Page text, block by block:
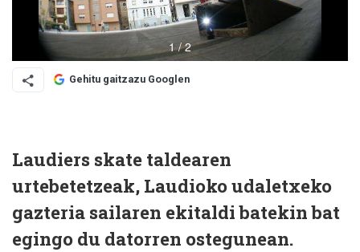
Gehitu gaitzazu Googlen
Laudiers skate taldearen
urtebetetzeak, Laudioko udaletxeko
gazteria sailaren ekitaldi batekin bat
egingo du datorren ostegunean.